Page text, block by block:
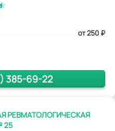
от 250 ₽
385-69-22
РЕВМАТОЛОГИЧЕСКАЯ
25